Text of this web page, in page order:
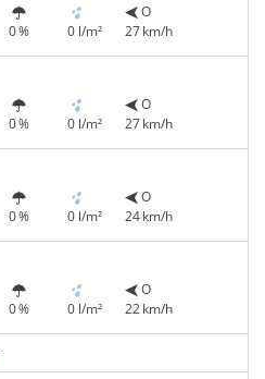
0 % 0 l/m²
O
27 km/h
0 % 0 l/m²
O
27 km/h
0 % 0 l/m²
O
24 km/h
0 % 0 l/m²
O
22 km/h